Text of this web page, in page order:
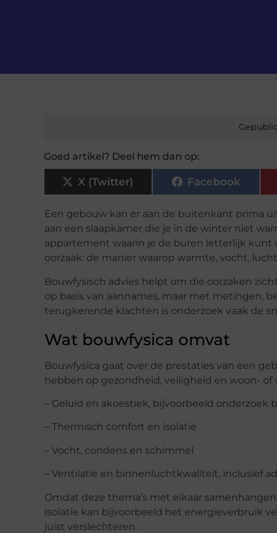
Goed artikel? Deel hem dan op:
X (Twitter) Facebook
Een gebouw kan er aan de buitenkant prima
aan een slaapkamer die je in de winter niet
appartement waarin je de buren letterlijk kunt
oorzaak: de manier waarop warmte, vocht,
Bouwfysisch advies helpt om die oorzaken
op basis van aannames, maar met metingen,
terugkerende klachten is onderzoek vaak de
Wat bouwfysica omvat
Bouwfysica gaat over de prestaties van een
hebben op gezondheid, veiligheid en woon- of
– Geluid en akoestiek, bijvoorbeeld
– Thermisch comfort en isolatie
– Vocht, condens en schimmel
– Ventilatie en binnenluchtkwaliteit, inclusief
Omdat deze thema’s met elkaar
isolatie kan bijvoorbeeld het energieverbruik
juist verslechteren.